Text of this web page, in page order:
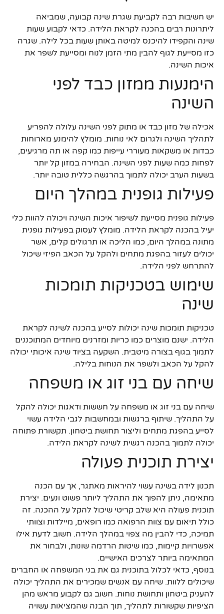
יש חשיבות רבה לקביעת שגרת שינה קבועה, שמביאה
ליתרונות רבים בהכנה לקראת הלידה. כדאי לקבוע שעות
שינה והקפידו להיכנס למיטה באותן שעות בכל לילה. שגרה
כזו מסייעת לגוף להבין מתי הזמן לנוח ומסייעת לשפר את
איכות השינה.
הימנעות ממזון כבד לפני
השינה
אכילה של מזון כבד או מתוק לפני השינה עלולה להפריע
לתהליך השינה ולגרום לאי נוחות. מומלץ להימנע מארוחות
כבדות או משקאות מעוררי עייפות כמו קפה או תה מרגיעים,
לפחות כמה שעות לפני השינה. הבחירה במזון קל יותר
בשעות הערב יכולה לתמוך בהרגשה כללית טובה יותר.
פעילות גופנית במהלך היום
פעילות גופנית מסייעת לשיפור איכות השינה ויכולה להוות כלי
יעיל בהכנה לקראת הלידה. מומלץ לעסוק בפעילות גופנית
מתונה במהלך היום, כמו הליכה או תרגולים קלים, אשר
יכולים לעזור בהפגת מתחים ולהקל על הכאב הפיזי שיכול
להתרחש לפני הלידה.
שימוש בטכניקות תומכות
שינה
טכניקות תומכות שינה יכולות לסייע בהכנה לשינה לקראת
הלידה. ישנם מוצרים כמו כריות ומזרנים מיוחדים המתוכננים
לתמוך בגוף בצורה מיטבית. השקעה בציוד שינה איכותי יכולה
להקל על הכאב ולשפר את הנוחות בלילה.
שיחה עם בני זוג או משפחה
שיחה עם בני זוג או משפחה על חששות ודאגות יכולה להקל
על התהליך. שיתוף ברגשות ובמחשבות לגבי הלידה עשוי
לסייע בהפגת מתחים וליצור תחושת ביטחון. תקשורת פתוחה
יכולה לתמוך בהכנה רגשית לשינה לקראת הלידה.
יצירת תוכנית פעולה
תכנון לידה בשינה עשוי להיראות מאתגר, אך עם הכנה
מתאימה, ניתן להפוך את התהליך ליותר פשוט ונעים. יצירת
תוכנית פעולה היא שלב קריטי שיכול להקל על ההכנה. זה
כולל תיאום עם צוות הרפואה כמו רופאים, מיילדות וצוותי
תמיכה, כדי להבין מה צפוי במהלך הלידה. חשוב לדעת אילו
אפשרויות קיימות, כמו שיטות הרדמה שונות, ולבחור את
המתאימה ביותר לצרכים האישיים.
בנוסף, כדאי לכלול בתוכנית גם את בני המשפחה או החברים
שיכולים ללוות. שיחה עם אנשים שמכירים את התהליך יכולה
להעניק ביטחון ותחושת נוחות. חשוב גם לקבוע מראש מהן
הציפיות שקשורות לתהליך, תוך הבנה שהמציאות עשויה